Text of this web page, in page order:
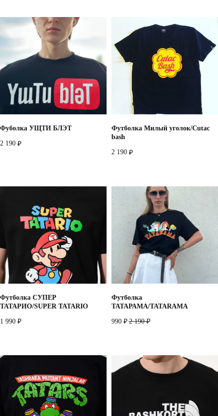
Фуболка УЩТИ БЛЭТ
2 190 ₽
Футболка Милый уголок/Cutac
bash
2 190 ₽
Футболка СУПЕР
ТАТАРИО/SUPER TATARIO
1 990 ₽
Футболка
ТАТАРАМА/TATARAMA
990 ₽ 2 190 ₽
Назад
Instagram*
7 916 860 15 55